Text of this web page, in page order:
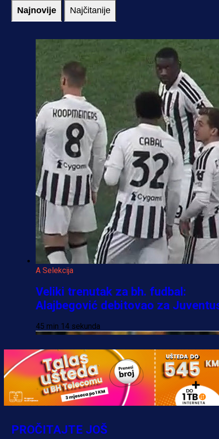
Najnovije Najčitanije
A Selekcija
Veliki trenutak za bh. fudbal:
Alajbegović debitovao za
45 min 14 sekunda
PROČITAJTE JOŠ